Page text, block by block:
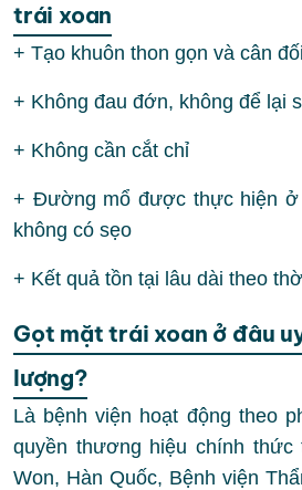
trái xoan
+ Tạo khuôn thon gọn và cân đối
+ Không đau đớn, không để lại
+ Không cần cắt chỉ
+ Đường mổ được thực hiện ở
không có sẹo
+ Kết quả tồn tại lâu dài theo
Gọt mặt trái xoan ở đâu
lượng?
Là bệnh viện hoạt động theo
quyền thương hiệu chính thức
Won, Hàn Quốc, Bệnh viện